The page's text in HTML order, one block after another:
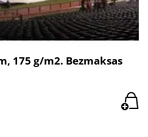
175 g/m2. Bezmaksas